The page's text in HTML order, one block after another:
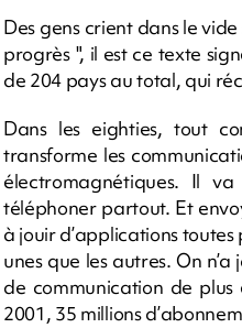
Des gens crient dans le
progrès ", il est ce texte
de 204 pays au total, qui
Dans les eighties, tout
transforme les
électromagnétiques. Il
téléphoner partout. Et
à jouir d’applications toutes
unes que les autres. On
de communication de
2001, 35 millions